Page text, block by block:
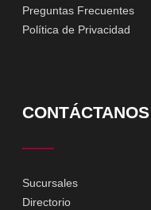
Preguntas Frecuentes
Política de Privacidad
CONTÁCTANOS
Sucursales
Directorio